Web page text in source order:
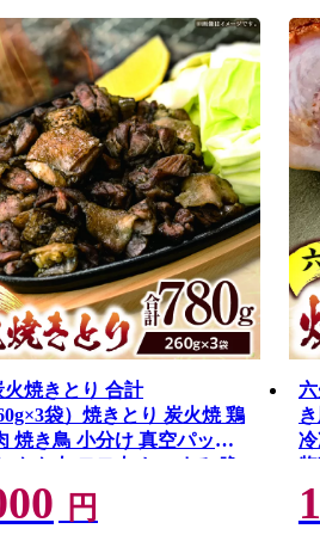
焼きとり 合計
袋）焼きとり 炭火焼 鶏
焼き鳥 小分け 真空パック
もも肉 モモ肉 おつまみ 晩
惣菜 冷凍 宮崎
円